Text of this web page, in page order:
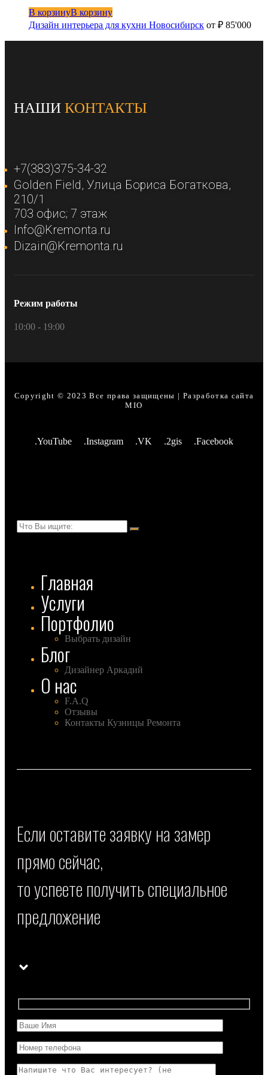
В корзинуВ корзину
Дизайн интерьера для кухни Новосибирск от ₽ 85'000
НАШИ КОНТАКТЫ
+7(383)375-34-32
Golden Field​, Улица Бориса Богаткова,
210/1​
703 офис; 7 этаж​
Info@Kremonta.ru
Dizain@Kremonta.ru
Режим работы
10:00 - 19:00
Copyright © 2023 Все права защищены | Разработка сайта
MIO
.YouTube .Instagram .VK .2gis .Facebook
Главная
Услуги
Портфолио
Выбрать дизайн
Блог
Дизайнер Аркадий
О нас
F.A.Q
Отзывы
Контакты Кузницы Ремонта
Если оставите заявку на замер
прямо сейчас,
то успеете получить специальное
предложение